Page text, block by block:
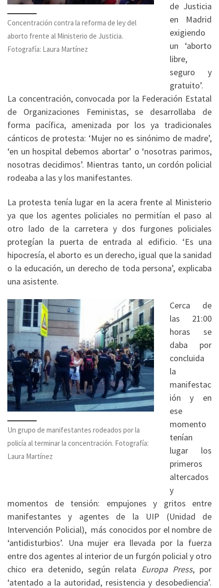
Concentración contra la reforma de ley del
aborto frente al Ministerio de Justicia.
Fotografía: Laura Martínez
de Justicia
en Madrid
exigiendo
un ‘aborto
libre,
seguro y
gratuito’.
La concentración, convocada por la Federación Estatal
de Organizaciones Feministas, se desarrollaba de
forma pacífica, amenizada por los ya tradicionales
cánticos de protesta: ‘Mujer no es sinónimo de madre’,
‘en un hospital debemos abortar’ o ‘nosotras parimos,
nosotras decidimos’. Mientras tanto, un cordón policial
rodeaba a las y los manifestantes.
La protesta tenía lugar en la acera frente al Ministerio
ya que los agentes policiales no permitían el paso al
otro lado de la carretera y dos furgones policiales
protegían la puerta de entrada al edificio. ‘Es una
hipocresía, el aborto es un derecho, igual que la sanidad
o la educación, un derecho de toda persona’, explicaba
una asistente.
Un grupo de manifestantes rodeados por la
policía al terminar la concentración. Fotografía:
Laura Martínez
Cerca de
las 21:00
horas se
daba por
concluida
la
manifestac
ión y en
ese
momento
tenían
lugar los
primeros
altercados
y
momentos de tensión: empujones y gritos entre
manifestantes y agentes de la UIP (Unidad de
Intervención Policial), más conocidos por el nombre de
‘antidisturbios’. Una mujer era llevada por la fuerza
entre dos agentes al interior de un furgón policial y otro
chico era detenido, según relata Europa Press, por
‘atentado a la autoridad, resistencia y desobediencia’.